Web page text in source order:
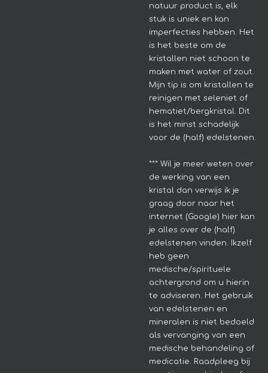
natuur product is, elk
stuk is uniek en kan
imperfecties hebben.
Het
is het beste om de
kristallen niet schoon te
maken met water of zout.
Mijn tip is om kristallen te
reinigen met seleniet of
hematiet/bergkristal. Dit
is het minst schadelijk
voor de (half) edelstenen.
*** Wil je meer weten over
de werking van een
kristal dan verwijs ik je
graag door naar het
internet (Google) hier kan
je alles over de (half)
edelstenen vinden. Ikzelf
heb geen
medische/spirituele
achtergrond om u hierin
te adviseren.
Het gebruik
van edelstenen en
mineralen is niet bedoeld
als vervanging van een
medische behandeling of
medicatie. Raadpleeg bij